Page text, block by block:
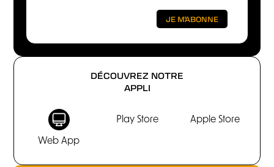
DÉCOUVREZ NOTRE
APPLI
Web App
Play Store Apple Store